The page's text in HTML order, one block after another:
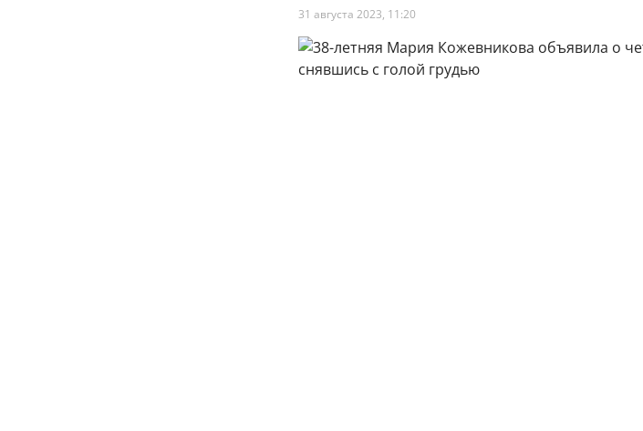
31 августа 2023, 11:20